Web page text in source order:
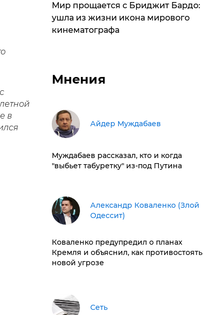
в
Мир прощается с Бриджит Бардо:
ушла из жизни икона мирового
кинематографа
Мнения
Айдер Муждабаев
Муждабаев рассказал, кто и когда
"выбьет табуретку" из-под Путина
Александр Коваленко (Злой
Одессит)
Коваленко предупредил о планах
Кремля и объяснил, как противостоять
новой угрозе
Сеть